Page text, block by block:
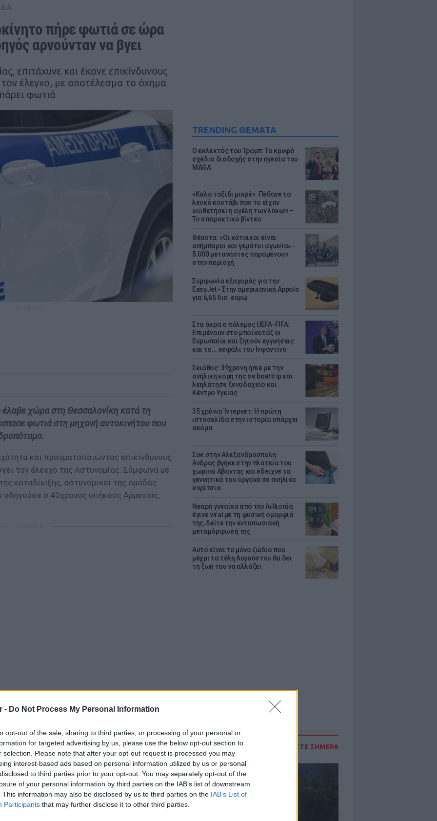
- Do Not Process My Personal Information
opt-out of the sale, sharing to third parties, or processing of your personal or
for targeted advertising by us, please use the below opt-out section to
selection. Please note that after your opt-out request is processed you may
interest-based ads based on personal information utilized by us or personal
to third parties prior to your opt-out. You may separately opt-out of the
of your personal information by third parties on the IAB’s list of downstream
This information may also be disclosed by us to third parties on the IAB’s List of
Participants that may further disclose it to other third parties.
TRENDING ΘΕΜΑΤΑ
Ο εκλεκτός του Τραμπ: Το κρυφό
σχέδιο διαδοχής στην ηγεσία του
MAGA
«Καλό ταξίδι μικρέ»: Πέθανε το
λευκό κουτάβι που το είχαν
υιοθετήσει η αγέλη των λύκων –
Το σπαρακτικό βίντεο
Θέουτα: «Οι κάτοικοι είναι
ανήμποροι και γεμάτοι αγωνία» -
5.000 μετανάστες παραμένουν
στην περιοχή
Συμφωνία εξαγοράς για την
EasyJet - Στην αμερικανική Appolo
για 6,65 δισ. ευρώ
Στα άκρα ο πόλεμος UEFA-FIFA:
Επιμένουν στο μποϊκοτάζ οι
Ευρωπαίοι και ζητούν εγγυήσεις
και το... κεφάλι του Ινφαντίνο
Σκιάθος: 39χρονη ήπιε με την
ανήλικη κόρη της σε boat trip και
λεηλάτησε ξενοδοχείο και
Κέντρο Υγείας
35 χρόνια Ίντερνετ: Η πρώτη
ιστοσελίδα στην ιστορία υπάρχει
ακόμα
Σοκ στην Αλεξανδρούπολη:
Ανδρας βγήκε στην πλατεία του
χωριού Αβαντας και έδειχνε τα
γεννητικά του όργανα σε ανηλίκα
κορίτσια
Νεαρή γυναίκα από την Αιθιοπία
έγινε viral με τη φυσική ομορφιά
της, δείτε την εντυπωσιακή
μεταμόρφωσή της
Αυτό είναι το μόνο ζώδιο που
μέχρι τα τέλη Αυγούστου θα δει
τη ζωή του να αλλάζει
ΔΙΑΒΑΣΤΕ ΣΗΜΕΡΑ
πήρε φωτιά σε ώρα
αρνούνταν να βγει
επιτάχυνε και έκανε επικίνδυνους
τον έλεγχο, με αποτέλεσμα το όχημα
φωτιά
χώρα στη Θεσσαλονίκη κατά τη
φωτιά στη μηχανή αυτοκινήτου που
και πραγματοποιώντας επικίνδυνους
τον έλεγχο της Αστυνομίας. Σύμφωνα με
καταδίωξης, αστυνομικοί της ομάδας
ο 40χρονος υπήκοος Αρμενίας,
να αποφύγει τον έλεγχο, επιτάχυνε και
με αποτέλεσμα να ακινητοποιηθεί το
στη μηχανή.
και χρειάστηκε η συνδρομή
απεγκλωβισμό του. Κατά τη σύλληψή του